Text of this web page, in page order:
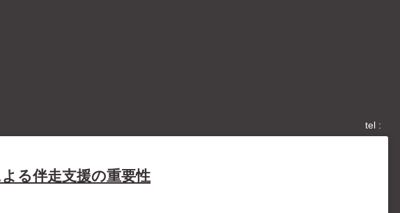
tel :
る伴走支援の重要性